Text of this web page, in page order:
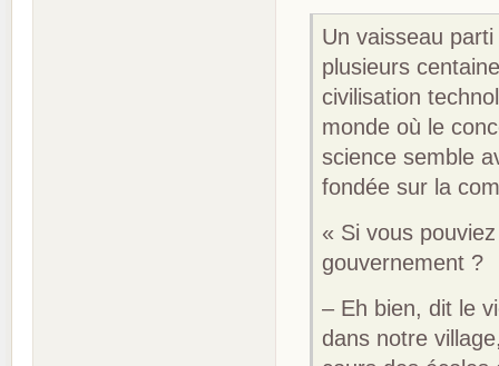
Un vaisseau
plusieurs
civilisation
monde où le
science semble
fondée sur la
« Si vous
gouvernement ?
– Eh bien, dit le
dans notre